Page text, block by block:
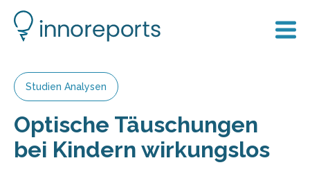
Studien Analysen
Optische Täuschungen
bei Kindern wirkungslos